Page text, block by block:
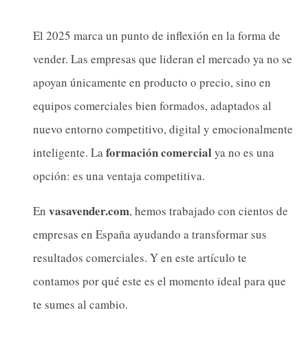
El 2025 marca un punto de inflexión en la forma de
vender. Las empresas que lideran el mercado ya no se
apoyan únicamente en producto o precio, sino en
equipos comerciales bien formados, adaptados al
nuevo entorno competitivo, digital y emocionalmente
inteligente. Laformación comercialya no es una
opción: es una ventaja competitiva.
En vasavender.com, hemos trabajado con cientos de
empresas en España ayudando a transformar sus
resultados comerciales. Y en este artículo te
contamos por qué este es el momento ideal para que
te sumes al cambio.